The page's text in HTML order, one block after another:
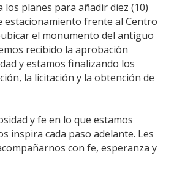
los planes para añadir diez (10)
estacionamiento frente al Centro
el monumento del antiguo
recibido la aprobación
y estamos finalizando los
la licitación y la obtención de
y fe en lo que estamos
inspira cada paso adelante. Les
con fe, esperanza y